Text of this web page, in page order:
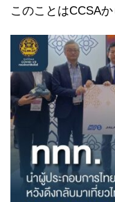
このことはCCSA